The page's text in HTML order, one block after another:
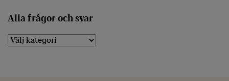
Alla frågor och svar